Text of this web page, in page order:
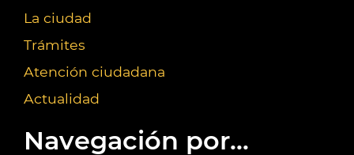
La ciudad
Trámites
Atención ciudadana
Actualidad
Navegación por...